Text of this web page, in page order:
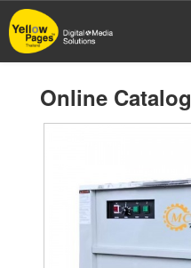
Skip
to
main
Online Catalog